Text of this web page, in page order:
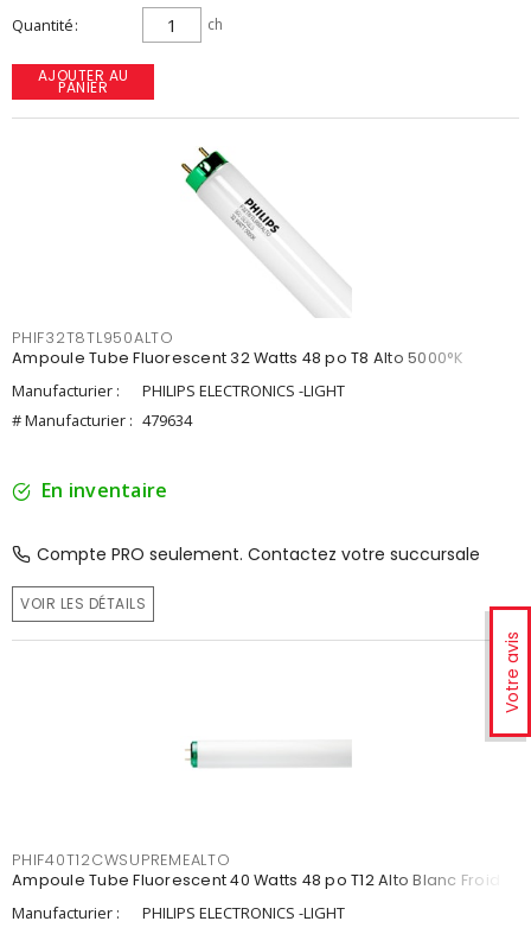
Votre avis
Quantité ch
AJOUTER AU
PANIER
PHIF32T8TL950ALTO
Ampoule Tube Fluorescent 32 Watts 48 po T8 Alto 5000°K
Manufacturier :
PHILIPS ELECTRONICS -LIGHT
# Manufacturier : 479634
En inventaire
Compte PRO seulement. Contactez votre succursale
VOIR LES DÉTAILS
PHIF40T12CWSUPREMEALTO
Ampoule Tube Fluorescent 40 Watts 48 po T12 Alto Blanc Froid
Manufacturier :
PHILIPS ELECTRONICS -LIGHT